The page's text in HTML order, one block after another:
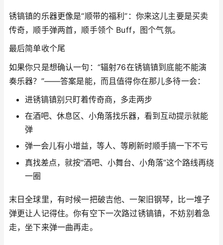
锈镐镇的乐器更像是“顺带的福利”：你来这儿主要是买卖
传奇，顺手弹两首，顺手领个 Buff，图个气氛。
最后简单收个尾
如果你只是想确认一句：“辐射76在锈镐镇到底能不能演
奏乐器？”——答案是能，而且值得你在那儿多待一会：
进锈镐镇别只盯着传奇商，多走两步
在酒吧、休息区、小角落找乐器，看到互动提示就能
弹
弹一会儿有小增益，等人、等刷新时顺手搞一下不亏
真找差点，就按“酒吧、小舞台、小角落”这个路线再绕
一圈
末日全球里，有时候一把破吉他、一架旧钢琴，比一堆子
弹更让人记得住。你有空下一次路过锈镐镇，不妨别着急
走，坐下来弹一曲再走。